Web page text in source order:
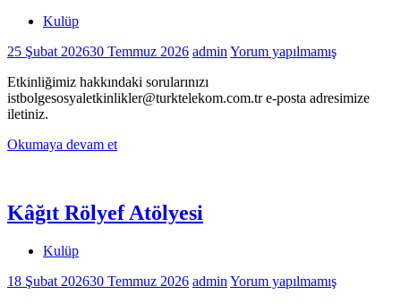
Kulüp
25 Şubat 202630 Temmuz 2026 admin Yorum yapılmamış
Etkinliğimiz hakkındaki sorularınızı
istbolgesosyaletkinlikler@turktelekom.com.tr e-posta adresimize
iletiniz.
Okumaya devam et
Kâğıt Rölyef Atölyesi
Kulüp
18 Şubat 202630 Temmuz 2026 admin Yorum yapılmamış